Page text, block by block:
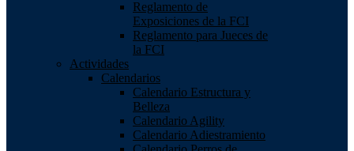
Reglamento de
Exposiciones de la FCI
Reglamento para Jueces de
la FCI
Actividades
Calendarios
Calendario Estructura y
Belleza
Calendario Agility
Calendario Adiestramiento